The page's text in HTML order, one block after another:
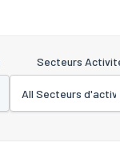
Secteurs